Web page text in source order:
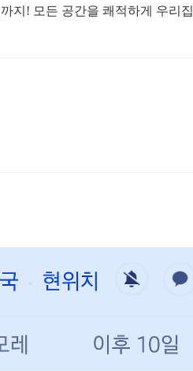
지! 모든 공간을 쾌적하게 우리집